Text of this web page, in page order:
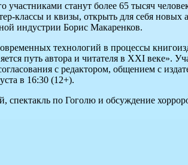
станут более 65 тысяч
классы и квизы, открыть для себя новых
индустрии Борис Макаренков.
технологий в процессы
путь автора и читателя в XXI веке».
с редактором, общением с
в 16:30 (12+).
спектакль по Гоголю и обсуждение